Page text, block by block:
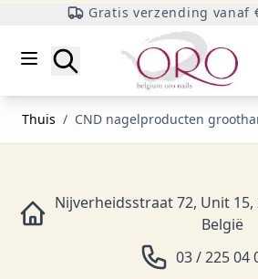
Gratis verzending vanaf
Zoeken
Thuis / CND nagelproducten
Nijverheidsstraat 72, Unit
België
03 / 225 04